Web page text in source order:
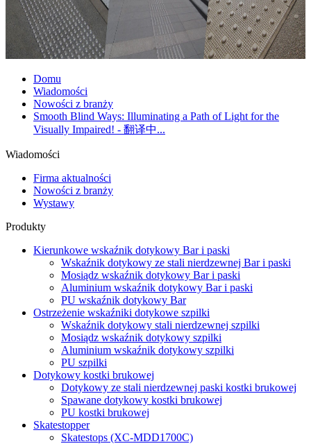
Domu
Wiadomości
Nowości z branży
Smooth Blind Ways: Illuminating a Path of Light for the
Visually Impaired! - 翻译中...
Wiadomości
Firma aktualności
Nowości z branży
Wystawy
Produkty
Kierunkowe wskaźnik dotykowy Bar i paski
Wskaźnik dotykowy ze stali nierdzewnej Bar i paski
Mosiądz wskaźnik dotykowy Bar i paski
Aluminium wskaźnik dotykowy Bar i paski
PU wskaźnik dotykowy Bar
Ostrzeżenie wskaźniki dotykowe szpilki
Wskaźnik dotykowy stali nierdzewnej szpilki
Mosiądz wskaźnik dotykowy szpilki
Aluminium wskaźnik dotykowy szpilki
PU szpilki
Dotykowy kostki brukowej
Dotykowy ze stali nierdzewnej paski kostki brukowej
Spawane dotykowy kostki brukowej
PU kostki brukowej
Skatestopper
Skatestops (XC-MDD1700C)